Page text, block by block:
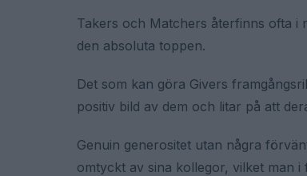
Takers och Matchers återfinns ofta i
den absoluta toppen.
Det som kan göra Givers
positiv bild av dem och litar på att
Genuin generositet utan några
omtyckt av sina kollegor, vilket man